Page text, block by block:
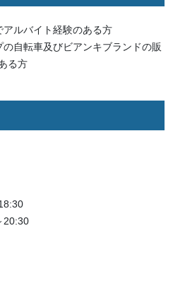
アルバイト経験のある方
の自転車及びビアンキブランドの販
る方
20:30